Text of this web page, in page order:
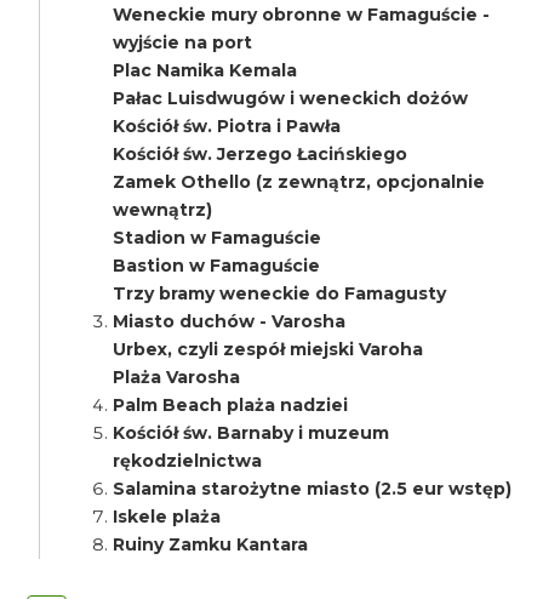
Weneckie mury obronne w Famaguście -
wyjście na port
Plac Namika Kemala
Pałac Luisdwugów i weneckich dożów
Kościół św. Piotra i Pawła
Kościół św. Jerzego Łacińskiego
Zamek Othello (z zewnątrz, opcjonalnie
wewnątrz)
Stadion w Famaguście
Bastion w Famaguście
Trzy bramy weneckie do Famagusty
Miasto duchów - Varosha
Urbex, czyli zespół miejski Varoha
Plaża Varosha
Palm Beach plaża nadziei
Kościół św. Barnaby i muzeum
rękodzielnictwa
Salamina starożytne miasto (2.5 eur wstęp)
Iskele plaża
Ruiny Zamku Kantara